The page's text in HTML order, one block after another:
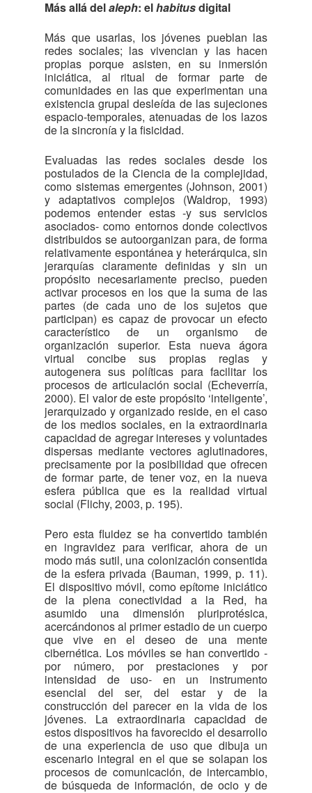
Más allá delaleph: elhabitusdigital
Más que usarlas, los jóvenes pueblan las
redes sociales; las vivencian y las hacen
propias porque asisten, en su inmersión
iniciática, al ritual de formar parte de
comunidades en las que experimentan una
existencia grupal desleída de las sujeciones
espacio-temporales, atenuadas de los lazos
de la sincronía y la fisicidad.
Evaluadas las redes sociales desde los
postulados de la Ciencia de la complejidad,
como sistemas emergentes (Johnson, 2001)
y adaptativos complejos (Waldrop, 1993)
podemos entender estas -y sus servicios
asociados- como entornos donde colectivos
distribuidos se autoorganizan para, de forma
relativamente espontánea y heterárquica, sin
jerarquías claramente definidas y sin un
propósito necesariamente preciso, pueden
activar procesos en los que la suma de las
partes (de cada uno de los sujetos que
participan) es capaz de provocar un efecto
característico de un organismo de
organización superior. Esta nueva ágora
virtual concibe sus propias reglas y
autogenera sus políticas para facilitar los
procesos de articulación social (Echeverría,
2000). El valor de este propósito ‘inteligente’,
jerarquizado y organizado reside, en el caso
de los medios sociales, en la extraordinaria
capacidad de agregar intereses y voluntades
dispersas mediante vectores aglutinadores,
precisamente por la posibilidad que ofrecen
de formar parte, de tener voz, en la nueva
esfera pública que es la realidad virtual
social (Flichy, 2003, p. 195).
Pero esta fluidez se ha convertido también
en ingravidez para verificar, ahora de un
modo más sutil, una colonización consentida
de la esfera privada (Bauman, 1999, p. 11).
El dispositivo móvil, como epítome iniciático
de la plena conectividad a la Red, ha
asumido una dimensión pluriprotésica,
acercándonos al primer estadio de un cuerpo
que vive en el deseo de una mente
cibernética. Los móviles se han convertido -
por número, por prestaciones y por
intensidad de uso- en un instrumento
esencial del ser, del estar y de la
construcción del parecer en la vida de los
jóvenes. La extraordinaria capacidad de
estos dispositivos ha favorecido el desarrollo
de una experiencia de uso que dibuja un
escenario integral en el que se solapan los
procesos de comunicación, de intercambio,
de búsqueda de información, de ocio y de